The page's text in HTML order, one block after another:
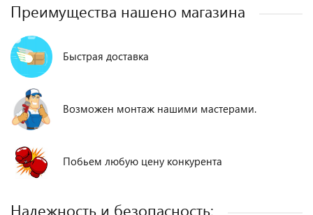
Преимущества нашено магазина
Быстрая доставка
Возможен монтаж нашими мастерами.
Побьем любую цену конкурента
Надежность и безопасность: